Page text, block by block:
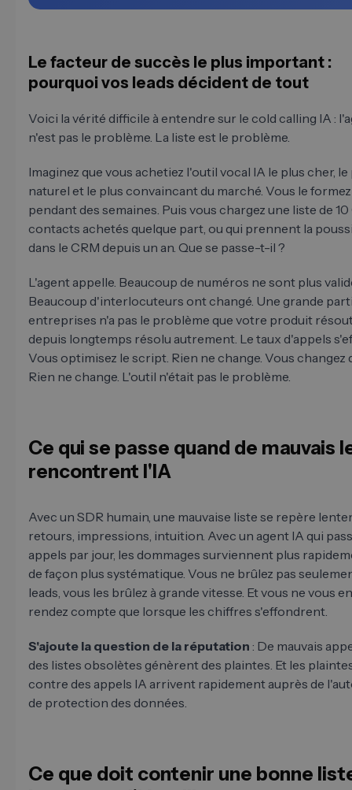
Le facteur de succès le plus important :
pourquoi vos leads décident de tout
Voici la vérité difficile à entendre sur le cold calling IA :
n'est pas le problème. La liste est le problème.
Imaginez que vous achetiez l'outil vocal IA le plus cher, le
naturel et le plus convaincant du marché. Vous le formez
pendant des semaines. Puis vous chargez une liste de
contacts achetés quelque part, ou qui prennent la
dans le CRM depuis un an. Que se passe-t-il ?
L'agent appelle. Beaucoup de numéros ne sont plus
Beaucoup d'interlocuteurs ont changé. Une grande
entreprises n'a pas le problème que votre produit
depuis longtemps résolu autrement. Le taux d'appels
Vous optimisez le script. Rien ne change. Vous changez
Rien ne change. L'outil n'était pas le problème.
Ce qui se passe quand de mauvais
rencontrent l'IA
Avec un SDR humain, une mauvaise liste se repère
retours, impressions, intuition. Avec un agent IA qui
appels par jour, les dommages surviennent plus
de façon plus systématique. Vous ne brûlez pas
leads, vous les brûlez à grande vitesse. Et vous ne vous en
rendez compte que lorsque les chiffres s'effondrent.
S'ajoute la question de la réputation : De mauvais
des listes obsolètes génèrent des plaintes. Et les
contre des appels IA arrivent rapidement auprès de
de protection des données.
Ce que doit contenir une bonne